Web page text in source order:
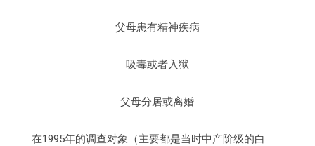
父母患有精神疾病
吸毒或者入狱
父母分居或离婚
在1995年的调查对象（主要都是当时中产阶级的白